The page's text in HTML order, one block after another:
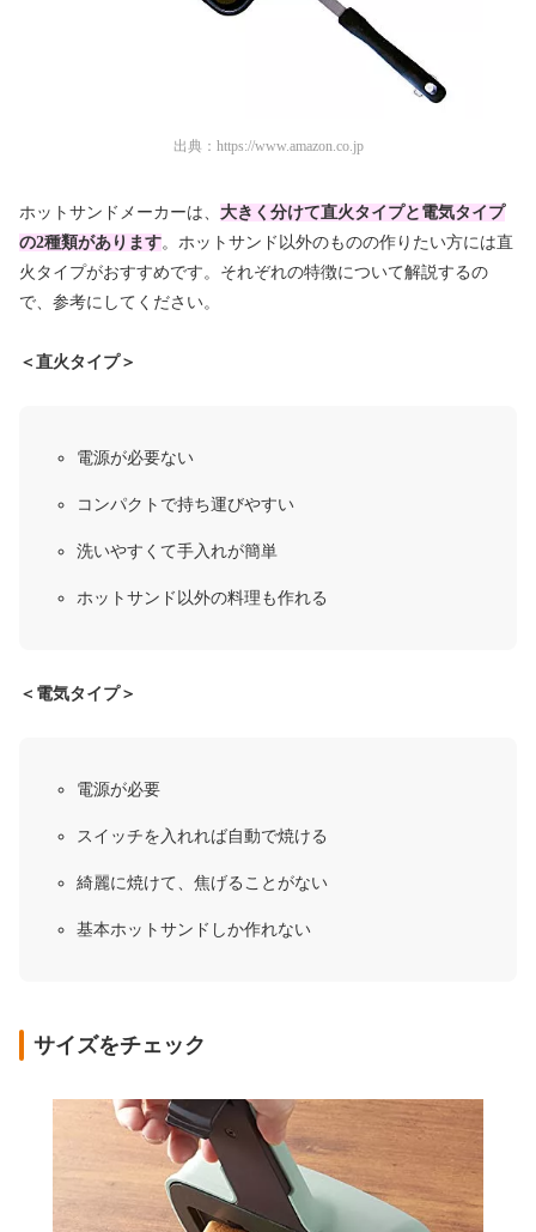
出典： https://www.amazon.co.jp
ホットサンドメーカーは、 大きく分けて直火タイプと電気タイプ
の2種類があります。ホットサンド以外のものの作りたい方には直
火タイプがおすすめです。それぞれの特徴について解説するの
で、参考にしてください。
＜直火タイプ＞
電源が必要ない
コンパクトで持ち運びやすい
洗いやすくて手入れが簡単
ホットサンド以外の料理も作れる
＜電気タイプ＞
電源が必要
スイッチを入れれば自動で焼ける
綺麗に焼けて、焦げることがない
基本ホットサンドしか作れない
サイズをチェック